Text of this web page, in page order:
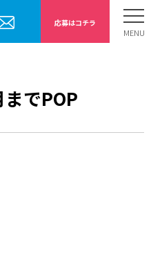
内
応募はコチラ
でPOP